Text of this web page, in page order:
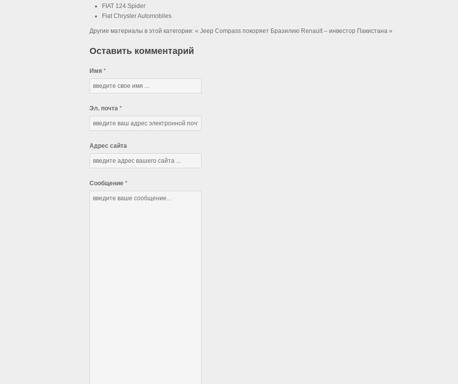
FIAT 124 Spider
Fiat Chrysler Automobiles
Другие материалы в этой категории: « Jeep Compass покоряет Бразилию Renault – инвестор Пакистана »
Оставить комментарий
Имя *
Эл. почта *
Адрес сайта
Сообщение *